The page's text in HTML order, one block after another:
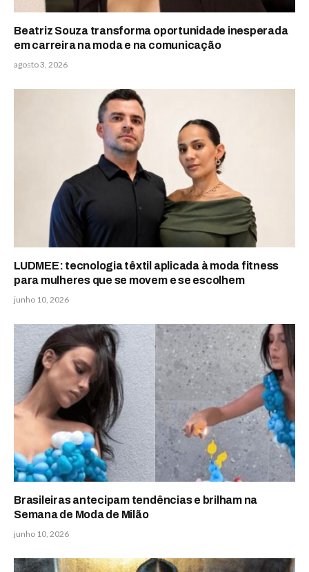
Beatriz Souza transforma oportunidade inesperada
em carreira na moda e na comunicação
agosto 3, 2026
LUDMEE: tecnologia têxtil aplicada à moda fitness
para mulheres que se movem e se escolhem
junho 10, 2026
Brasileiras antecipam tendências e brilham na
Semana de Moda de Milão
junho 10, 2026